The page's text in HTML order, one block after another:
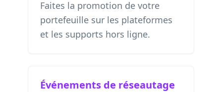
Faites la promotion de votre
portefeuille sur les plateformes
et les supports hors ligne.
Événements de réseautage